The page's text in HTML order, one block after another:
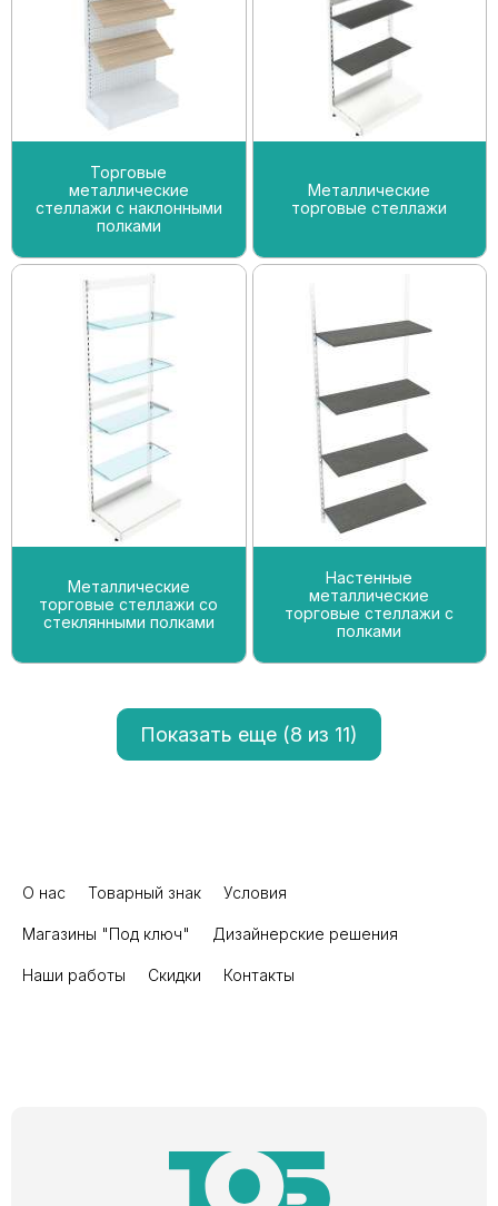
Торговые
металлические
стеллажи с наклонными
полками
Металлические
торговые стеллажи
Металлические
торговые стеллажи со
стеклянными полками
Настенные
металлические
торговые стеллажи с
полками
Показать еще (8 из 11)
О нас Товарный знак Условия
Магазины "Под ключ" Дизайнерские решения
Наши работы Скидки Контакты